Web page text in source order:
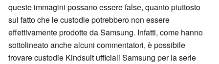
queste immagini possano essere false, quanto piuttosto
sul fatto che le custodie potrebbero non essere
effettivamente prodotte da Samsung. Infatti, come hanno
sottolineato anche alcuni commentatori, è possibile
trovare custodie Kindsuit ufficiali Samsung per la serie